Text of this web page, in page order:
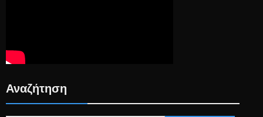
Αναζήτηση